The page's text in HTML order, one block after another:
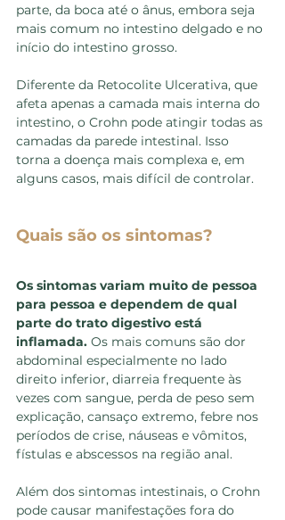
parte, da boca até o ânus, embora seja
mais comum no intestino delgado e no
início do intestino grosso.
Diferente da Retocolite Ulcerativa, que
afeta apenas a camada mais interna do
intestino, o Crohn pode atingir todas as
camadas da parede intestinal. Isso
torna a doença mais complexa e, em
alguns casos, mais difícil de controlar.
Quais são os sintomas?
Os sintomas variam muito de pessoa
para pessoa e dependem de qual
parte do trato digestivo está
inflamada. Os mais comuns são dor
abdominal especialmente no lado
direito inferior, diarreia frequente às
vezes com sangue, perda de peso sem
explicação, cansaço extremo, febre nos
períodos de crise, náuseas e vômitos,
fístulas e abscessos na região anal.
Além dos sintomas intestinais, o Crohn
pode causar manifestações fora do